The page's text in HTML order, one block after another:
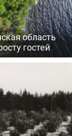
область
гостей